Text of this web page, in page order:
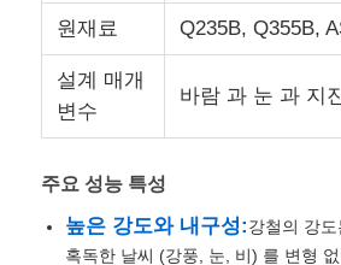
집
제품
VR 쇼
원재료 Q235B, Q355B,
설계 매개
변수
바람 과 눈 과 지
주요 성능 특성
높은 강도와 내구성:강철의 강
혹독한 날씨 (강풍, 눈, 비) 를 변형